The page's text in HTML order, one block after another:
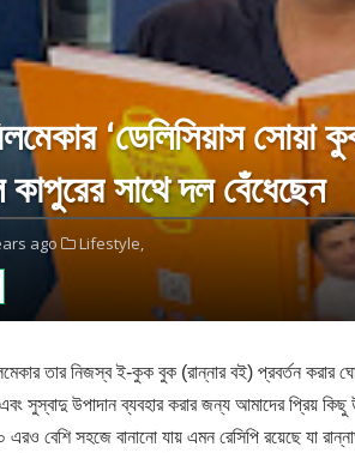
‘ডেলিসিয়াস সোয়া
সাথে দল বেঁধেছেন
ago
Lifestyle,
তার নিজস্ব ই-কুক বুক (রান্নার বই) প্রবর্তন করার
সুস্বাদু উপাদান ব্যবহার করার জন্য আমাদের প্রিয় কিছু
বেশি সহজে বানানো যায় এমন রেসিপি রয়েছে যা